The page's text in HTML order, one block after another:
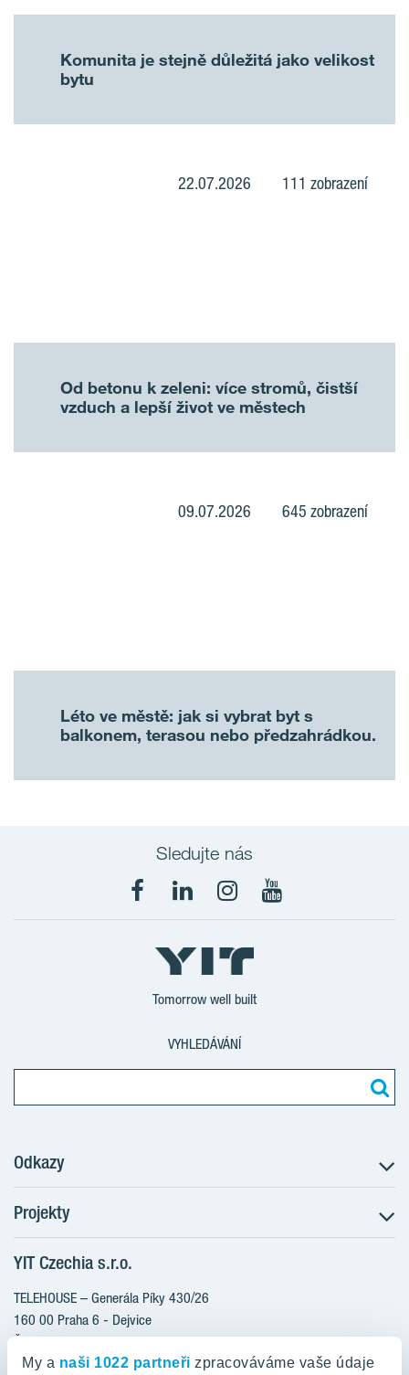
My a naši 1022 partneři zpracováváme vaše údaje
Komunita je stejně důležitá jako velikost
bytu
22.07.2026 111 zobrazení
Od betonu k zeleni: více stromů, čistší
vzduch a lepší život ve městech
09.07.2026 645 zobrazení
Léto ve městě: jak si vybrat byt s
balkonem, terasou nebo předzahrádkou.
Sledujte nás
Tomorrow well built
VYHLEDÁVÁNÍ
Odkazy
Postup koupě
Klientské změny
Aktuality
Blog
Kariéra
O nás
Projekty
RANTA Barrandov III
RANTA Barrandov IV
TOIVO Roztyly II
YIT Czechia s.r.o.
TELEHOUSE – Generála Píky 430/26
160 00 Praha 6 - Dejvice
Česká republika